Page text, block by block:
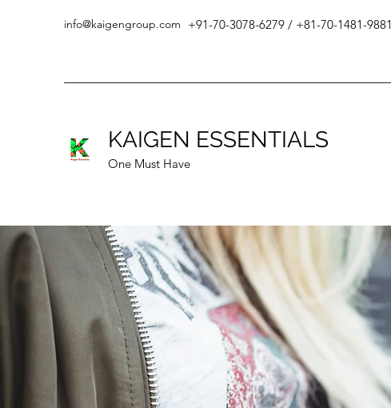
info@kaigengroup.com +91-70-3078-6279 / +81-70-1481-9881
KAIGEN ESSENTIALS
One Must Have